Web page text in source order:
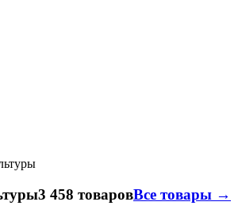
3 458 товаровВсе товары →